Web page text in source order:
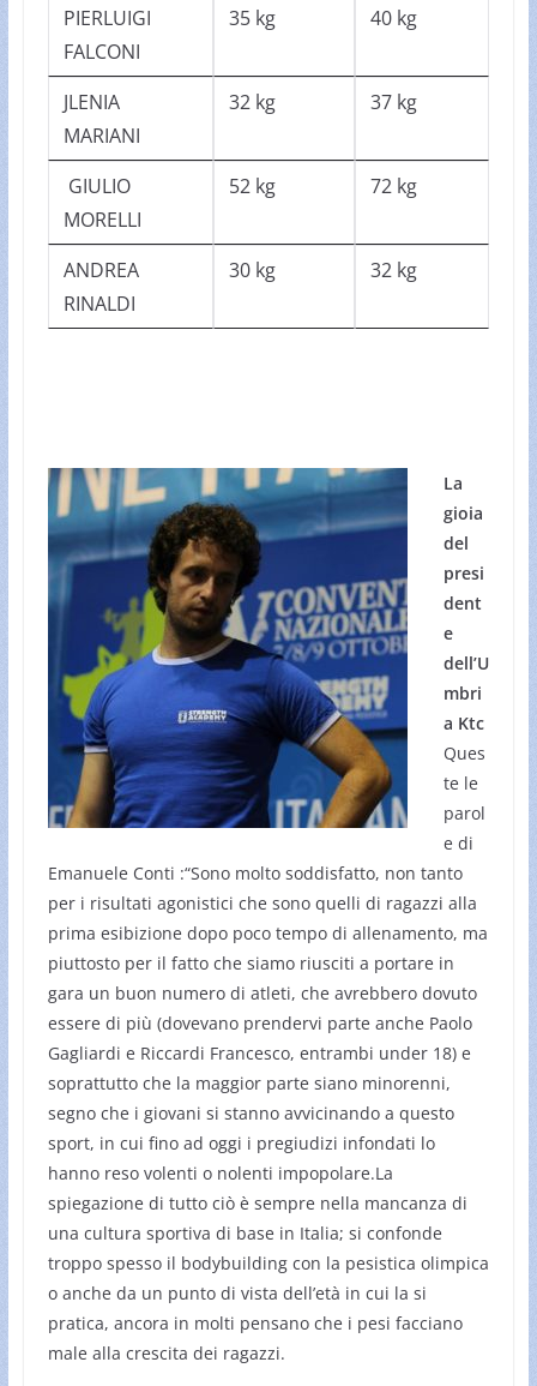
PIERLUIGI
FALCONI
35 kg 40 kg
JLENIA
MARIANI
32 kg 37 kg
GIULIO
MORELLI
52 kg 72 kg
ANDREA
RINALDI
30 kg 32 kg
La
gioia
del
presi
dent
e
dell’U
mbri
a Ktc
Ques
te le
parol
e di
Emanuele Conti :“Sono molto soddisfatto, non tanto
per i risultati agonistici che sono quelli di ragazzi alla
prima esibizione dopo poco tempo di allenamento, ma
piuttosto per il fatto che siamo riusciti a portare in
gara un buon numero di atleti, che avrebbero dovuto
essere di più (dovevano prendervi parte anche Paolo
Gagliardi e Riccardi Francesco, entrambi under 18) e
soprattutto che la maggior parte siano minorenni,
segno che i giovani si stanno avvicinando a questo
sport, in cui fino ad oggi i pregiudizi infondati lo
hanno reso volenti o nolenti impopolare.La
spiegazione di tutto ciò è sempre nella mancanza di
una cultura sportiva di base in Italia; si confonde
troppo spesso il bodybuilding con la pesistica olimpica
o anche da un punto di vista dell’età in cui la si
pratica, ancora in molti pensano che i pesi facciano
male alla crescita dei ragazzi.